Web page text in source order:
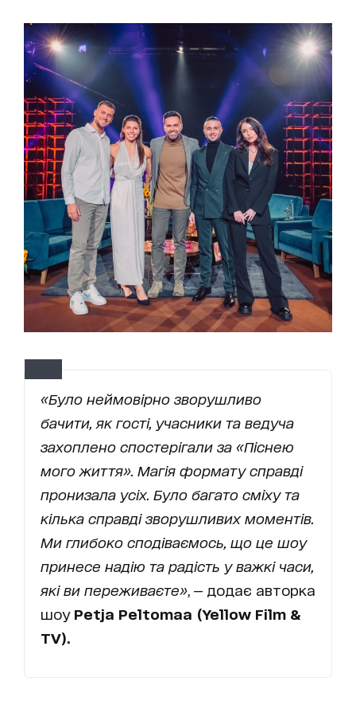
«Було неймовірно зворушливо
бачити, як гості, учасники та ведуча
захоплено спостерігали за «Піснею
мого життя». Магія формату справді
пронизала усіх. Було багато сміху та
кілька справді зворушливих моментів.
Ми глибоко сподіваємось, що це шоу
принесе надію та радість у важкі часи,
які ви переживаєте» , — додає авторка
шоу Petja Peltomaa (Yellow Film &
TV).